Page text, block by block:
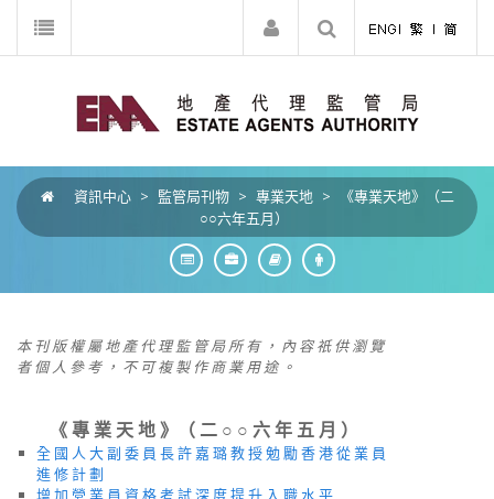
資訊中心 > 監管局刊物 > 專業天地 >
《專業天地》（二
○○六年五月）
本 刊 版 權 屬 地 產 代 理 監 管 局 所 有 ， 內 容 祇 供 瀏 覽
者 個 人 參 考 ， 不 可 複 製 作 商 業 用 途 。
《 專 業 天 地 》（ 二 ○ ○ 六 年 五 月 ）
全 國 人 大 副 委 員 長 許 嘉 璐 教 授 勉 勵 香 港 從 業 員
進 修 計 劃
增 加 營 業 員 資 格 考 試 深 度 提 升 入 職 水 平